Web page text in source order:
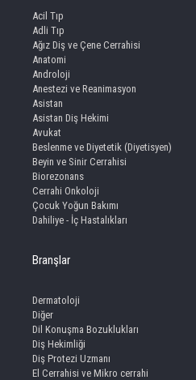
Acil Tıp
Adli Tıp
Ağız Diş ve Çene Cerrahisi
Anatomi
Androloji
Anestezi ve Reanimasyon
Asistan
Asistan Diş Hekimi
Avukat
Beslenme ve Diyetetik (Diyetisyen)
Beyin ve Sinir Cerrahisi
Biorezonans
Cerrahi Onkoloji
Çocuk Yoğun Bakımı
Dahiliye - İç Hastalıkları
Branşlar
Dermatoloji
Diğer
Dil Konuşma Bozuklukları
Diş Hekimliği
Diş Protezi Uzmanı
El Cerrahisi ve Mikro cerrahi